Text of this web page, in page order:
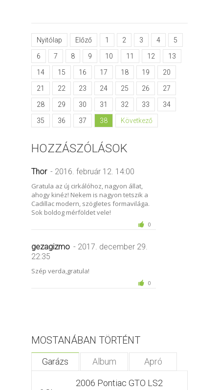
Nyitólap Előző 1 2 3 4 5
6 7 8 9 10 11 12 13
14 15 16 17 18 19 20
21 22 23 24 25 26 27
28 29 30 31 32 33 34
35 36 37 38 Következő
HOZZÁSZÓLÁSOK
Thor - 2016. február 12. 14:00
Gratula az új cirkálóhoz, nagyon állat,
ahogy kinéz! Nekem is nagyon tetszik a
Cadillac modern, szögletes formavilága.
Sok boldog mérföldet vele!
0
gezagizmo - 2017. december 29.
22:35
Szép verda,gratula!
0
MOSTANÁBAN TÖRTÉNT
Garázs Album Apró
2006 Pontiac GTO LS2